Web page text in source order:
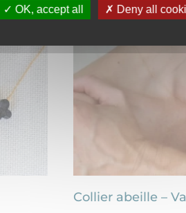
Collier abeille –
OK, accept all Deny all